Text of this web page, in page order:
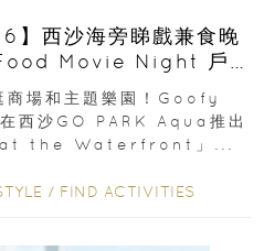
】西沙海旁睇戲兼食晚
Movie Night 戶
商場和主題樂園！Goofy
沙GO PARK Aqua推出
at the Waterfront」...
/ FIND ACTIVITIES